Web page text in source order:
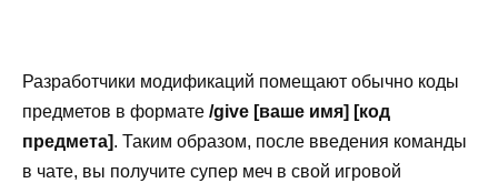
Разработчики модификаций помещают обычно коды
предметов в формате /give [ваше имя] [код
предмета]. Таким образом, после введения команды
в чате, вы получите супер меч в свой игровой